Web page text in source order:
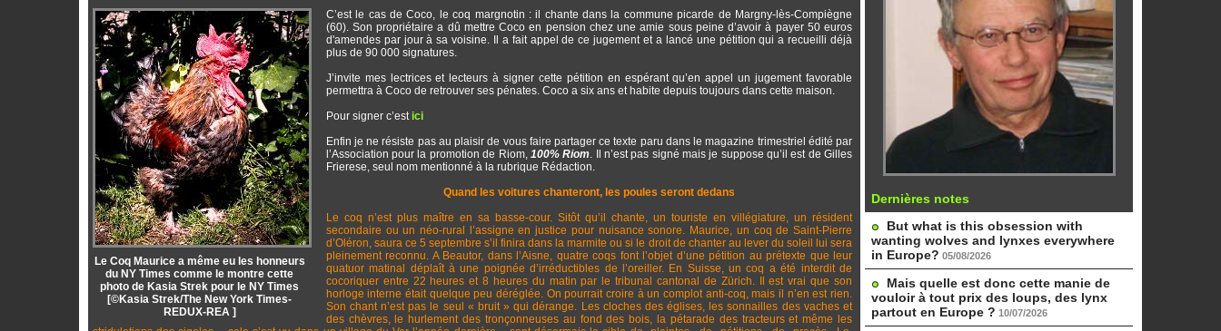
Le Coq Maurice a même eu les honneurs
du NY Times comme le montre cette
photo de Kasia Strek pour le NY Times
[©Kasia Strek/The New York Times-
REDUX-REA ]
C’est le cas de Coco, le coq margnotin : il chante dans la commune picarde de Margny-lès-Compiègne
(60). Son propriétaire a dû mettre Coco en pension chez une amie sous peine d’avoir à payer 50 euros
d'amendes par jour à sa voisine. Il a fait appel de ce jugement et a lancé une pétition qui a recueilli déjà
plus de 90 000 signatures.
J’invite mes lectrices et lecteurs à signer cette pétition en espérant qu’en appel un jugement favorable
permettra à Coco de retrouver ses pénates. Coco a six ans et habite depuis toujours dans cette maison.
Pour signer c’estici
Enfin je ne résiste pas au plaisir de vous faire partager ce texte paru dans le magazine trimestriel édité par
l’Association pour la promotion de Riom, 100% Riom. Il n’est pas signé mais je suppose qu’il est de Gilles
Frierese, seul nom mentionné à la rubrique Rédaction.
Quand les voitures chanteront, les poules seront dedans
Le coq n’est plus maître en sa basse-cour. Sitôt qu’il chante, un touriste en villégiature, un résident
secondaire ou un néo-rural l’assigne en justice pour nuisance sonore. Maurice, un coq de Saint-Pierre
d’Oléron, saura ce 5 septembre s’il finira dans la marmite ou si le droit de chanter au lever du soleil lui sera
pleinement reconnu. A Beautor, dans l’Aisne, quatre coqs font l’objet d’une pétition au prétexte que leur
quatuor matinal déplaît à une poignée d’irréductibles de l’oreiller. En Suisse, un coq a été interdit de
cocoriquer entre 22 heures et 8 heures du matin par le tribunal cantonal de Zürich. Il est vrai que son
horloge interne était quelque peu déréglée. On pourrait croire à un complot anti-coq, mais il n’en est rien.
Son chant n’est pas le seul « bruit » qui dérange. Les cloches des églises, les sonnailles des vaches et
des chèvres, le hurlement des tronçonneuses au fond des bois, la pétarade des tracteurs et même les
Dernières notes
But what is this obsession with
wanting wolves and lynxes everywhere
in Europe? 05/08/2026
Mais quelle est donc cette manie de
vouloir à tout prix des loups, des lynx
partout en Europe ? 10/07/2026